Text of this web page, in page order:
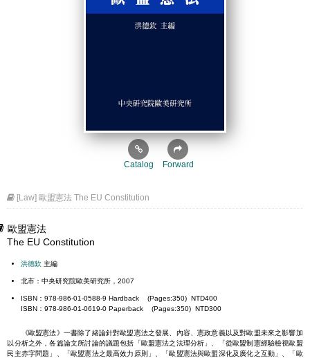
Catalog Forward
[Law] 歐盟憲法 The EU Constitution
歐盟憲法
The EU Constitution
洪德欽 主編
北市：中央研究院歐美研究所，2007
ISBN：978-986-01-0588-9 Hardback (Pages:350) NTD400
ISBN：978-986-01-0619-0 Paperback (Pages:350) NTD300
《歐盟憲法》一書除了緒論針對歐盟憲法之發展、內容、憲政意義以及對歐盟未來之影響加
以分析之外，各篇論文所討論的議題包括「歐盟憲法之法理分析」、「從歐盟制憲經驗檢視歐盟
民主赤字問題」、「歐盟憲法之最高效力原則」、「歐盟憲法與歐盟深化及廣化之互動」、「歐